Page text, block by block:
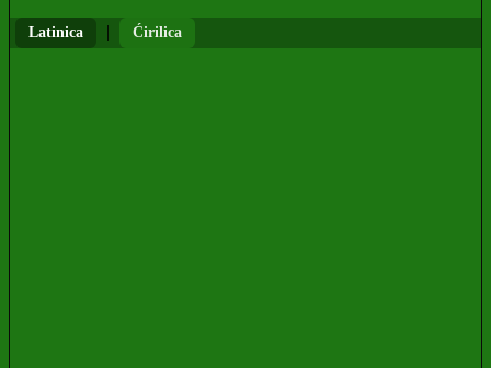
Latinica | Ćirilica